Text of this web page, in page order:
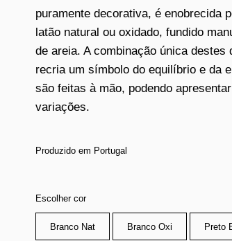
puramente decorativa, é enobrecida
latão natural ou oxidado, fundido
de areia. A combinação única destes
recria um símbolo do equilíbrio e da
são feitas à mão, podendo
variações.
Produzido em Portugal
Escolher cor
Branco Nat Branco Oxi Preto